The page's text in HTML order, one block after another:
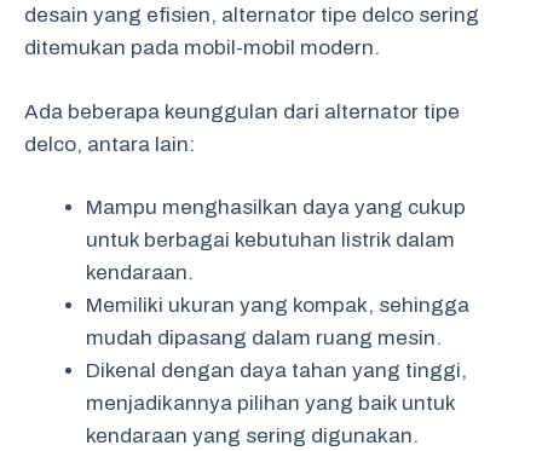
desain yang efisien, alternator tipe delco sering
ditemukan pada mobil-mobil modern.
Ada beberapa keunggulan dari alternator tipe
delco, antara lain:
Mampu menghasilkan daya yang cukup
untuk berbagai kebutuhan listrik dalam
kendaraan.
Memiliki ukuran yang kompak, sehingga
mudah dipasang dalam ruang mesin.
Dikenal dengan daya tahan yang tinggi,
menjadikannya pilihan yang baik untuk
kendaraan yang sering digunakan.